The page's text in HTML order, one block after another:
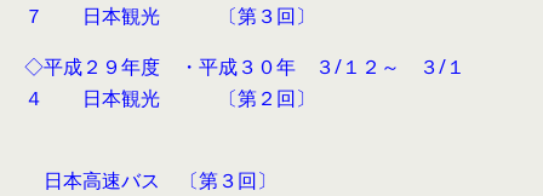
７ 日本観光 〔第３回〕
◇平成２９年度 ・平成３０年 ３/１２～ ３/１
４ 日本観光 〔第２回〕
日本高速バス 〔第３回〕